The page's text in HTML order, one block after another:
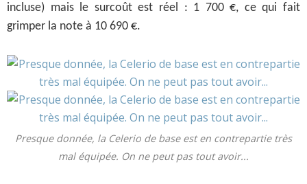
incluse) mais le surcoût est réel : 1 700 €, ce qui fait
grimper la note à 10 690 €.
Presque donnée, la Celerio de base est en contrepartie très
mal équipée. On ne peut pas tout avoir...